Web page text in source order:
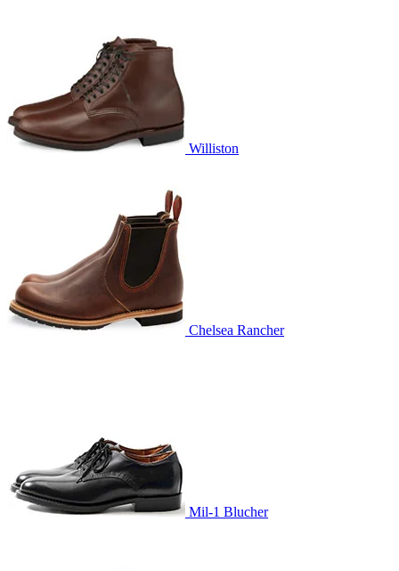
Williston
Chelsea Rancher
Mil-1 Blucher